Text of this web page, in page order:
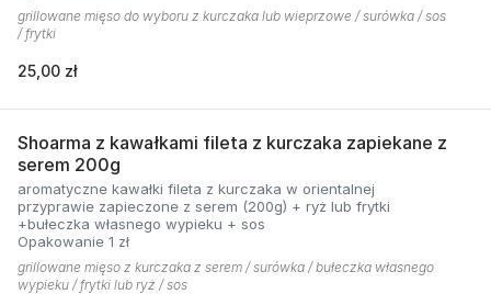
grillowane mięso do wyboru z kurczaka lub wieprzowe / surówka / sos
/ frytki
25,00 zł
Shoarma z kawałkami fileta z kurczaka zapiekane z
serem 200g
aromatyczne kawałki fileta z kurczaka w orientalnej
przyprawie zapieczone z serem (200g) + ryż lub frytki
+bułeczka własnego wypieku + sos
Opakowanie 1 zł
grillowane mięso z kurczaka z serem / surówka / bułeczka własnego
wypieku / frytki lub ryż / sos